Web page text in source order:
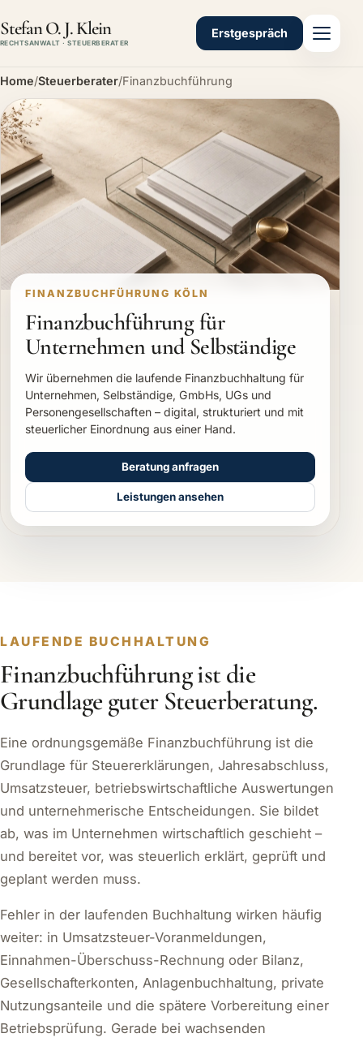
Stefan O. J. Klein
RECHTSANWALT · STEUERBERATER
Erstgespräch
Home/Steuerberater/Finanzbuchführung
FINANZBUCHFÜHRUNG KÖLN
Finanzbuchführung für
Unternehmen und Selbständige
Wir übernehmen die laufende Finanzbuchhaltung für
Unternehmen, Selbständige, GmbHs, UGs und
Personengesellschaften – digital, strukturiert und mit
steuerlicher Einordnung aus einer Hand.
Beratung anfragen
Leistungen ansehen
LAUFENDE BUCHHALTUNG
Finanzbuchführung ist die
Grundlage guter Steuerberatung.
Eine ordnungsgemäße Finanzbuchführung ist die
Grundlage für Steuererklärungen, Jahresabschluss,
Umsatzsteuer, betriebswirtschaftliche Auswertungen
und unternehmerische Entscheidungen. Sie bildet
ab, was im Unternehmen wirtschaftlich geschieht –
und bereitet vor, was steuerlich erklärt, geprüft und
geplant werden muss.
Fehler in der laufenden Buchhaltung wirken häufig
weiter: in Umsatzsteuer-Voranmeldungen,
Einnahmen-Überschuss-Rechnung oder Bilanz,
Gesellschafterkonten, Anlagenbuchhaltung, private
Nutzungsanteile und die spätere Vorbereitung einer
Betriebsprüfung. Gerade bei wachsenden